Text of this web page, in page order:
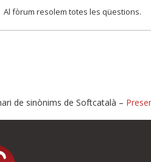
Al fòrum resolem totes les qüestions.
nos
de sinònims de Softcatalà –